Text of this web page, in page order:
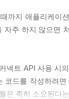
__ 245
까지 애플리케이
자주 하지 않으면
넥트 API 사용 시
코드를 작성하려
은 족히 소요된다